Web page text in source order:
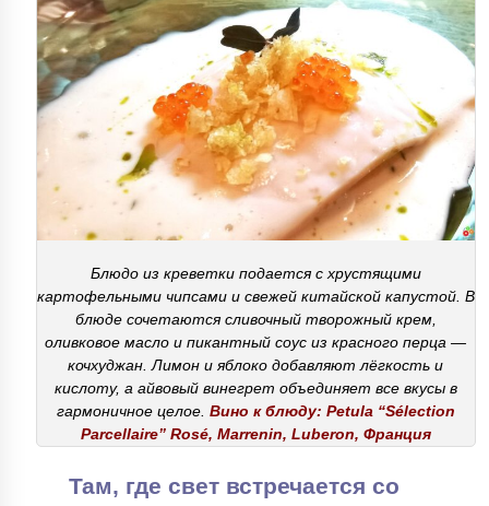
Блюдо из креветки подается с хрустящими
картофельными чипсами и свежей китайской капустой. В
блюде сочетаются сливочный творожный крем,
оливковое масло и пикантный соус из красного перца —
кочхуджан. Лимон и яблоко добавляют лёгкость и
кислоту, а айвовый винегрет объединяет все вкусы в
гармоничное целое. Вино к блюду: Petula “Sélection
Parcellaire” Rosé, Marrenin, Luberon, Франция
Там, где свет встречается со